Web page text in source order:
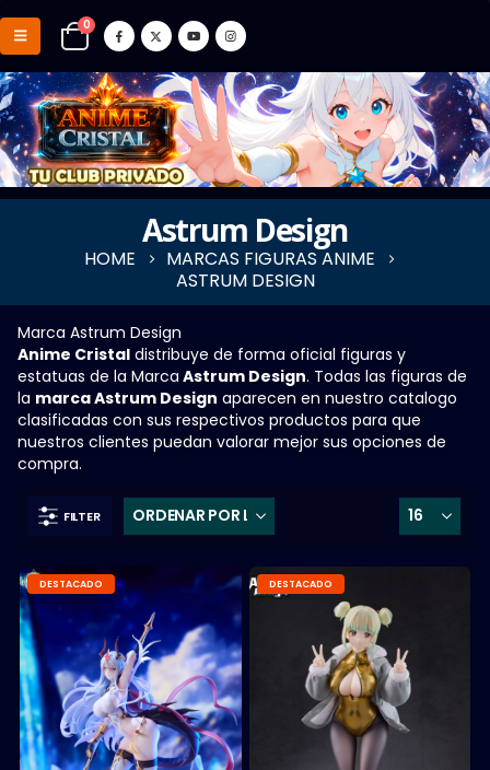
0
Astrum Design
HOME
MARCAS FIGURAS ANIME
ASTRUM DESIGN
Marca Astrum Design
Anime Cristal distribuye de forma oficial figuras y
estatuas de la Marca Astrum Design. Todas las figuras de
la marca Astrum Design aparecen en nuestro catalogo
clasificadas con sus respectivos productos para que
nuestros clientes puedan valorar mejor sus opciones de
compra.
FILTER
DESTACADO DESTACADO